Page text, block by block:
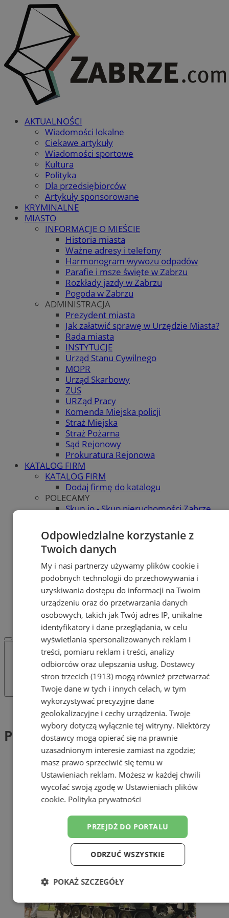
AKTUALNOŚCI
Wiadomości lokalne
Ciekawe artykuły
Wiadomości sportowe
Kultura
Polityka
Dla przedsiębiorców
Artykuły sponsorowane
KRYMINALNE
MIASTO
INFORMACJE O MIEŚCIE
Historia miasta
Ważne adresy i telefony
Harmonogram wywozu odpadów
Parafie i msze święte w Zabrzu
Rozkłady jazdy w Zabrzu
Pogoda w Zabrzu
ADMINISTRACJA
Prezydent miasta
Jak załatwić sprawę w Urzędzie Miasta?
Rada miasta
INSTYTUCJE
Urząd Stanu Cywilnego
MOPR
Urząd Skarbowy
ZUS
URZąd Pracy
Komenda Miejska policji
Straż Miejska
Straż Pożarna
Sąd Rejonowy
Prokuratura Rejonowa
KATALOG FIRM
KATALOG FIRM
Dodaj firmę do katalogu
POLECAMY
Skup.io - Skup nieruchomości Zabrze
OGŁOSZENIA
OGŁOSZENIA
Dodaj ogłoszenie
POLECAMY
Protocol IT
Pracuj.pl - praca w Zabrzu
Praca Zabrze
REKLAMA
WSPÓŁPRACA
Tag: Park Techniki Wojskowe
Park Techniki Wojskowe (1)
Odpowiedzialne korzystanie z
Twoich danych
My i nasi partnerzy używamy plików cookie i
podobnych technologii do przechowywania i
uzyskiwania dostępu do informacji na Twoim
urządzeniu oraz do przetwarzania danych
osobowych, takich jak Twój adres IP, unikalne
identyfikatory i dane przeglądania, w celu
wyświetlania spersonalizowanych reklam i
treści, pomiaru reklam i treści, analizy
odbiorców oraz ulepszania usług. Dostawcy
stron trzecich (1913)mogą również przetwarzać
Twoje dane w tych i innych celach, w tym
wykorzystywać precyzyjne dane
geolokalizacyjne i cechy urządzenia. Twoje
wybory dotyczą wyłącznie tej witryny. Niektórzy
dostawcy mogą opierać się na prawnie
uzasadnionym interesie zamiast na zgodzie;
masz prawo sprzeciwić się temu w
Ustawieniach reklam. Możesz w każdej chwili
wycofać swoją zgodę w Ustawieniach plików
cookie. Polityka prywatności
PRZEJDŹ DO PORTALU
ODRZUĆ WSZYSTKIE
POKAŻ SZCZEGÓŁY
Niezbędne Wydajność Targetowanie